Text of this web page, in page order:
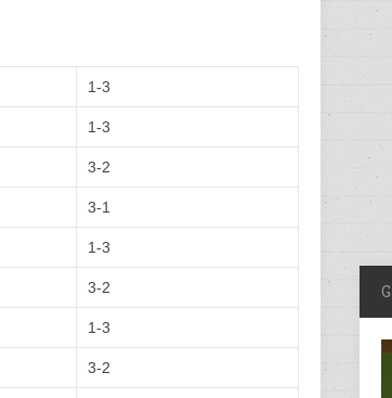
1-3
1-3
3-2
3-1
1-3
3-2
1-3
3-2